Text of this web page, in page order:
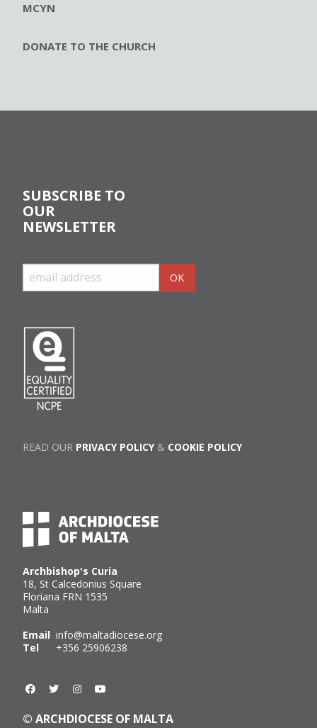
MCYN
DONATE TO THE CHURCH
Archbishop's Curia
18, St Calcedonius Square
Floriana FRN 1535
Malta
Email info@maltadiocese.org
Tel +356 25906238
© ARCHDIOCESE OF MALTA
SUBSCRIBE TO
OUR
NEWSLETTER
READ OUR PRIVACY POLICY& COOKIE POLICY